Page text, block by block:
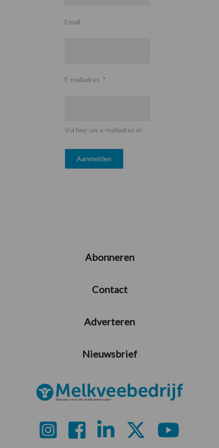
Email
E-mailadres *
Vul hier uw e-mailadres in
Abonneren
Contact
Adverteren
Nieuwsbrief